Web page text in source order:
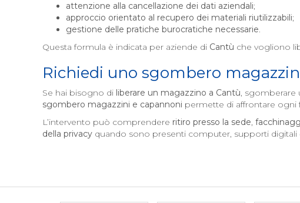
attenzione alla cancellazione dei dati aziendali;
approccio orientato al recupero dei materiali riutilizzabili;
gestione delle pratiche burocratiche necessarie.
Questa formula è indicata per aziende di Cantù che vogliono
Richiedi uno sgombero
Se hai bisogno di liberare un magazzino a Cantù, sgomberare
sgombero magazzini e capannoni permette di affrontare ogni
L’intervento può comprendere ritiro presso la sede,
della privacy quando sono presenti computer, supporti